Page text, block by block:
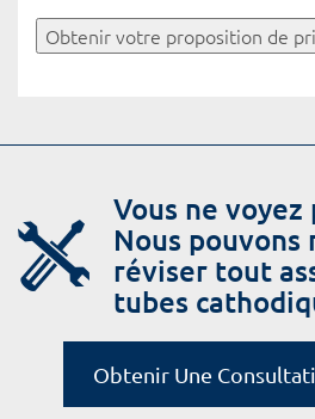
Obtenir votre proposition de
Vous ne
Nous pouvons
réviser tout
tubes
Obtenir Une